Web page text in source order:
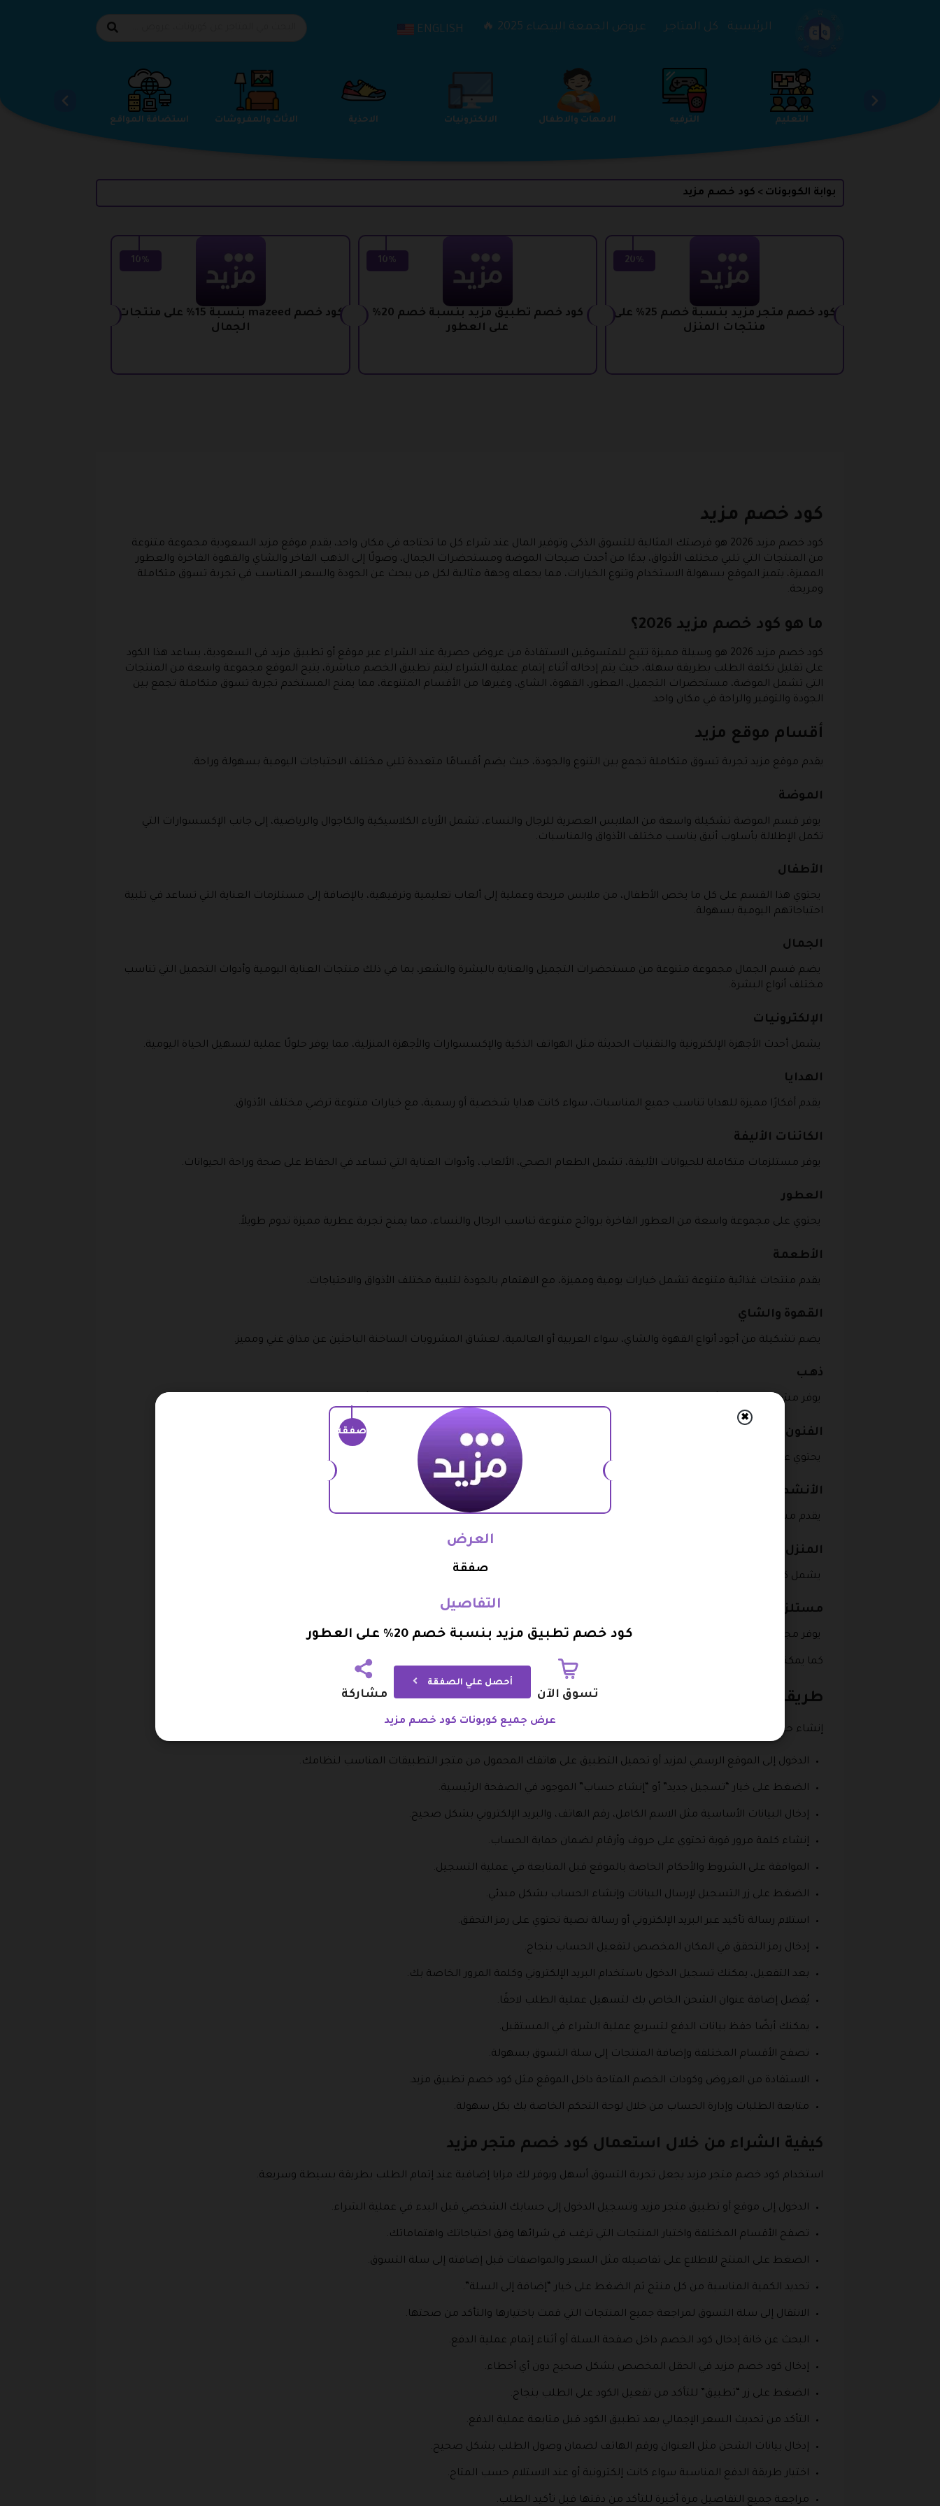
الرئيسية كل المتاجر عروض الجمعة البيضاء 2025 🔥 ENGLISH
استضافة المواقع الاثاث والمفروشات الاحذية الالكترونيات الامهات والاطفال الترفيه التعليم الجمال والعناية الخدمات
بوابة الكوبونات > كود خصم مزيد
20%
كود خصم متجر مزيد بنسبة خصم 25% على
منتجات المنزل
10%
كود خصم تطبيق مزيد بنسبة خصم 20%
على العطور
10%
كود خصم mazeed بنسبة 15% على منتجات
الجمال
كود خصم مزيد
كود خصم مزيد 2026 هو فرصتك المثالية للتسوق الذكي وتوفير المال عند شراء كل ما تحتاجه في مكان واحد، يقدم موقع مزيد السعودية مجموعة متنوعة
من المنتجات التي تلبي مختلف الأذواق، بدءًا من أحدث صيحات الموضة ومستحضرات الجمال، وصولًا إلى الذهب الفاخر والشاي والقهوة الفاخرة والعطور
المميزة، يتميز الموقع بسهولة الاستخدام وتنوع الخيارات، مما يجعله وجهة مثالية لكل من يبحث عن الجودة والسعر المناسب في تجربة تسوق متكاملة
ومريحة.
ما هو كود خصم مزيد 2026؟
كود خصم مزيد 2026 هو وسيلة مميزة تتيح للمتسوقين الاستفادة من عروض حصرية عند الشراء عبر موقع أو تطبيق مزيد في السعودية، يساعد هذا الكود
على تقليل تكلفة الطلب بطريقة سهلة، حيث يتم إدخاله أثناء إتمام عملية الشراء ليتم تطبيق الخصم مباشرة، يتيح الموقع مجموعة واسعة من المنتجات
التي تشمل الموضة، مستحضرات التجميل، العطور، القهوة، الشاي، وغيرها من الأقسام المتنوعة، مما يمنح المستخدم تجربة تسوق متكاملة تجمع بين
الجودة والتوفير والراحة في مكان واحد.
أقسام موقع مزيد
يقدم موقع مزيد تجربة تسوق متكاملة تجمع بين التنوع والجودة، حيث يضم أقسامًا متعددة تلبي مختلف الاحتياجات اليومية بسهولة وراحة.
الموضة
يوفر قسم الموضة تشكيلة واسعة من الملابس العصرية للرجال والنساء، تشمل الأزياء الكلاسيكية والكاجوال والرياضية، إلى جانب الإكسسوارات التي
تكمل الإطلالة بأسلوب أنيق يناسب مختلف الأذواق والمناسبات.
الأطفال
يحتوي هذا القسم على كل ما يخص الأطفال، من ملابس مريحة وعملية إلى ألعاب تعليمية وترفيهية، بالإضافة إلى مستلزمات العناية التي تساعد في تلبية
احتياجاتهم اليومية بسهولة.
الجمال
يضم قسم الجمال مجموعة متنوعة من مستحضرات التجميل والعناية بالبشرة والشعر، بما في ذلك منتجات العناية اليومية وأدوات التجميل التي تناسب
مختلف أنواع البشرة.
الإلكترونيات
يشمل أحدث الأجهزة الإلكترونية والتقنيات الحديثة مثل الهواتف الذكية والإكسسوارات والأجهزة المنزلية، مما يوفر حلولًا عملية لتسهيل الحياة اليومية.
الهدايا
يقدم أفكارًا مميزة للهدايا تناسب جميع المناسبات، سواء كانت هدايا شخصية أو رسمية، مع خيارات متنوعة ترضي مختلف الأذواق.
الكائنات الأليفة
يوفر مستلزمات متكاملة للحيوانات الأليفة، تشمل الطعام الصحي، الألعاب، وأدوات العناية التي تساعد في الحفاظ على صحة وراحة الحيوانات.
العطور
يحتوي على مجموعة واسعة من العطور الفاخرة بروائح متنوعة تناسب الرجال والنساء، مما يمنح تجربة عطرية مميزة تدوم طويلاً.
الأطعمة
يقدم منتجات غذائية متنوعة تشمل خيارات يومية ومميزة، مع الاهتمام بالجودة لتلبية مختلف الأذواق والاحتياجات.
القهوة والشاي
يضم تشكيلة من أجود أنواع القهوة والشاي، سواء العربية أو العالمية، لعشاق المشروبات الساخنة الباحثين عن مذاق غني ومميز.
ذهـب
يوفر مشغولات ذهبية أنيقة بتصاميم متنوعة تناسب جميع المناسبات، سواء للاستخدام الشخصي أو كهدية قيمة.
الفنون
يحتوي على أدوات ومنتجات فنية تلبي احتياجات المبدعين، من الرسم إلى الحرف اليدوية، مما يشجع على الابتكار والتعبير الفني.
الأنشطة
يقدم مستلزمات الأنشطة الترفيهية والرياضية التي تناسب مختلف الأعمار، مما يساعد على قضاء أوقات ممتعة ومفيدة.
المنزل
يشمل كل ما تحتاجه لتجهيز منزلك، من أدوات المطبخ إلى الديكور، مع خيارات تجمع بين العملية والأناقة.
مستلزمات المركبات
يوفر مجموعة من الإكسسوارات والأدوات الخاصة بالمركبات، التي تساعد في الحفاظ عليها وتحسين أدائها ومظهرها.
كما يمكنك الإطلاع على
طريقة عمل حساب على موقع مزيد
إنشاء حساب على موقع مزيد خطوة بسيطة تتيح لك الاستفادة من العروض والتسوق بسهولة وسرعة وأمان تام.
الدخول إلى الموقع الرسمي لمزيد أو تحميل التطبيق على هاتفك المحمول من متجر التطبيقات المناسب لنظامك.
الضغط على خيار “تسجيل جديد” أو “إنشاء حساب” الموجود في الصفحة الرئيسية.
إدخال البيانات الأساسية مثل الاسم الكامل، رقم الهاتف، والبريد الإلكتروني بشكل صحيح.
إنشاء كلمة مرور قوية تحتوي على حروف وأرقام لضمان حماية الحساب.
الموافقة على الشروط والأحكام الخاصة بالموقع قبل المتابعة في عملية التسجيل.
الضغط على زر التسجيل لإرسال البيانات وإنشاء الحساب بشكل مبدئي.
استلام رسالة تأكيد عبر البريد الإلكتروني أو رسالة نصية تحتوي على رمز التحقق.
إدخال رمز التحقق في المكان المخصص لتفعيل الحساب بنجاح.
بعد التفعيل، يمكنك تسجيل الدخول باستخدام البريد الإلكتروني وكلمة المرور الخاصة بك.
يُفضل إضافة عنوان الشحن الخاص بك لتسهيل عملية الطلب لاحقًا.
يمكنك أيضًا حفظ بيانات الدفع لتسريع عملية الشراء في المستقبل.
تصفح الأقسام المختلفة وإضافة المنتجات إلى سلة التسوق بسهولة.
الاستفادة من العروض وكودات الخصم المتاحة داخل الموقع مثل كود خصم تطبيق مزيد.
متابعة الطلبات وإدارة الحساب من خلال لوحة التحكم الخاصة بك بكل سهولة.
كيفية الشراء من خلال استعمال كود خصم متجر مزيد
استخدام كود خصم متجر مزيد يجعل تجربة التسوق أسهل ويوفر لك مزايا إضافية عند إتمام الطلب بطريقة بسيطة وسريعة.
الدخول إلى موقع أو تطبيق متجر مزيد وتسجيل الدخول إلى حسابك الشخصي قبل البدء في عملية الشراء.
تصفح الأقسام المختلفة واختيار المنتجات التي ترغب في شرائها وفق احتياجاتك واهتماماتك.
الضغط على المنتج للاطلاع على تفاصيله مثل السعر والمواصفات قبل إضافته إلى سلة التسوق.
تحديد الكمية المناسبة من كل منتج ثم الضغط على خيار “إضافة إلى السلة”.
الانتقال إلى سلة التسوق لمراجعة جميع المنتجات التي قمت باختيارها والتأكد من صحتها.
البحث عن خانة إدخال كود الخصم داخل صفحة السلة أو أثناء إتمام عملية الدفع.
إدخال كود خصم مزيد في الحقل المخصص بشكل صحيح دون أي أخطاء.
الضغط على زر “تطبيق” للتأكد من تفعيل الكود على الطلب بنجاح.
التأكد من تحديث السعر الإجمالي بعد تطبيق الكود قبل متابعة عملية الدفع.
إدخال بيانات الشحن مثل العنوان ورقم الهاتف لضمان وصول الطلب بشكل صحيح.
اختيار طريقة الدفع المناسبة سواء كانت إلكترونية أو عند الاستلام حسب المتاح.
مراجعة جميع التفاصيل مرة أخيرة للتأكد من دقتها قبل تأكيد الطلب.
صفقة
✖
العرض
صفقة
التفاصيل
كود خصم تطبيق مزيد بنسبة خصم 20% على العطور
تسوق الآن
أحصل علي الصفقة
مشاركة
عرض جميع كوبونات كود خصم مزيد